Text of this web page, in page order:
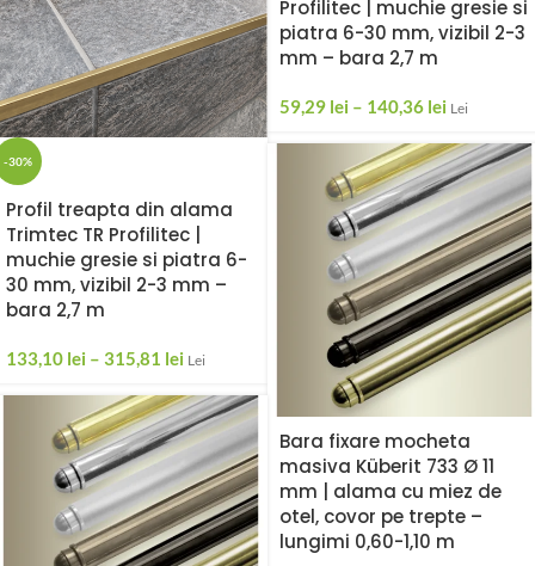
Profilitec | muchie gresie si
piatra 6-30 mm, vizibil 2-3
mm – bara 2,7 m
59,29 lei – 140,36 lei Lei
-30%
Profil treapta din alama
Trimtec TR Profilitec |
muchie gresie si piatra 6-
30 mm, vizibil 2-3 mm –
bara 2,7 m
133,10 lei – 315,81 lei Lei
Bara fixare mocheta
masiva Küberit 733 Ø 11
mm | alama cu miez de
otel, covor pe trepte –
lungimi 0,60-1,10 m